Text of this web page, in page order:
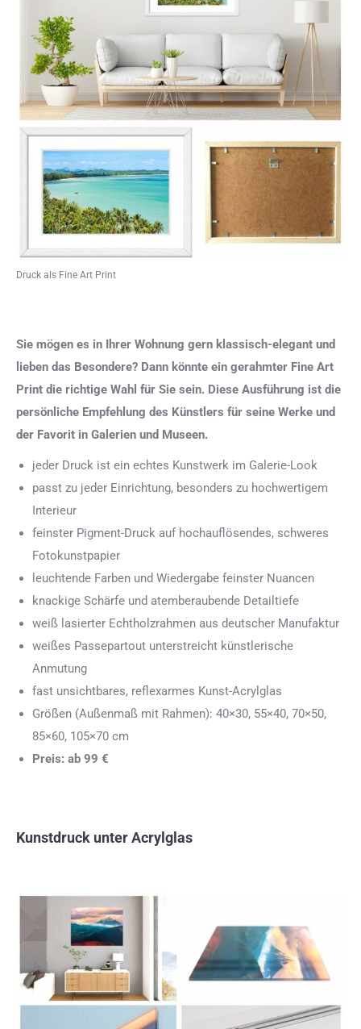
Druck als Fine Art Print
Sie mögen es in Ihrer Wohnung gern klassisch-elegant und
lieben das Besondere? Dann könnte ein gerahmter Fine Art
Print die richtige Wahl für Sie sein. Diese Ausführung ist die
persönliche Empfehlung des Künstlers für seine Werke und
der Favorit in Galerien und Museen.
jeder Druck ist ein echtes Kunstwerk im Galerie-Look
passt zu jeder Einrichtung, besonders zu hochwertigem
Interieur
feinster Pigment-Druck auf hochauflösendes, schweres
Fotokunstpapier
leuchtende Farben und Wiedergabe feinster Nuancen
knackige Schärfe und atemberaubende Detailtiefe
weiß lasierter Echtholzrahmen aus deutscher Manufaktur
weißes Passepartout unterstreicht künstlerische
Anmutung
fast unsichtbares, reflexarmes Kunst-Acrylglas
Größen (Außenmaß mit Rahmen): 40×30, 55×40, 70×50,
85×60, 105×70 cm
Preis: ab 99 €
Kunstdruck unter Acrylglas